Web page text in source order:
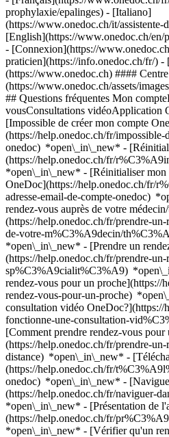
prophylaxie/epalinges) - [Italiano]
(https://www.onedoc.ch/it/assistente-
[English](https://www.onedoc.ch/en/
- [Connexion](https://
praticien](https://info.onedoc.ch/fr/) -
(https://www.onedoc.ch) ####
(https://www.onedoc.ch/assets/
## Questions fréquentes Mon
vousConsultations vidéoApplication
[Impossible de créer mon compte
(https://help.onedoc.ch/fr/
onedoc) *open\_in\_new* -
(https://help.onedoc.ch/fr/
*open\_in\_new* - [Réinitialiser mon
OneDoc](https://help.onedoc.ch/fr/
adresse-email-de-compte-onedoc)
rendez-vous auprès de votre
(https://help.onedoc.ch/fr/prendre-
de-votre-m%C3%A9decin/
*open\_in\_new* - [Prendre un
(https://help.onedoc.ch/fr/prendre-
sp%C3%A9cialit%C3%A9)
rendez-vous pour un proche](https://
rendez-vous-pour-un-proche)
consultation vidéo OneDoc?](https://
fonctionne-une-consultation-
[Comment prendre rendez-vous
(https://help.onedoc.ch/fr/prendre-
distance) *open\_in\_new* -
(https://help.onedoc.ch/fr/
onedoc) *open\_in\_new* -
(https://help.onedoc.ch/fr/naviguer-
*open\_in\_new* - [Présentation de
(https://help.onedoc.ch/fr/
*open\_in\_new* - [Vérifier qu'un rendez-vous est confirmé](https://help.onedoc.ch/fr/v%C3%A9rifier-quun-rendez-vous-est-confirm%C3%A9) *open\_in\_new* - [Annuler un rendez-vous pris en ligne sur OneDoc](https://help.onedoc.ch/fr/annuler-un-rendez-vous-pris-en-ligne-sur-onedoc) *open\_in\_new* - [Je ne reçois pas de confirmation de rendez-vous](https://help.onedoc.ch/fr/je-ne-re%C3%A7ois-pas-de-confirmation-de-rendez-vous) *open\_in\_new* [Voir tous nos articles *open\_in\_new*](https://help.onedoc.ch/fr/) close ## Modifier votre recherche ![Maison avec un signe plus annonçant qu’une consultation peut être effectuée sur place](https://www.onedoc.ch/assets/images/icons/on-site.svg) Sur place ![Caméra avec un symbole lecture annonçant qu’une consultation peut être effectuée à distance en vidéo](https://www.onedoc.ch/assets/images/icons/remote.svg) À distance Rechercher #### Spécialités #### Praticiens #### Établissements edit Assistant en prophylaxie à Epalinges tune Filtrer par Nouveaux patients*keyboard\_arrow\_down* - Acceptés*check\_circle* Langue parlée*keyboard\_arrow\_down* - Anglais*check\_circle* - Français*check\_circle* - Italien*check\_circle* - Portugais*check\_circle* - Russe*check\_circle* - Ukrainien*check\_circle* Sexe*keyboard\_arrow\_down* - Femme*check\_circle* - Homme*check\_circle* Disponibilité*keyboard\_arrow\_down* - Disponible aujourdhui*check\_circle* - Dans les 3 prochains jours*check\_circle* - Dans les 7 prochains jours*check\_circle* - Dans les 14 prochains jours*check\_circle* # Assistant en prophylaxie à Epalinges: prenez rendez-vous en ligne aujourd'hui ## 1 résultat à Epalinges [![Mme Peace-Louisa Bondv Ntigahera, assistante en prophylaxie à Epalinges](https://assets.onedoc.ch/images/users/840861b6241a477de5c719d82b784b6fb192bccd01a575ec5e6c0b6b02e24527-small.jpg "Mme Peace-Louisa Bondv Ntigahera, assistante en prophylaxie à Epalinges")](https://www.onedoc.ch/fr/assistante-en-prophylaxie/epalinges/pczz5/peace-louisa-bondv-ntigahera) ### [Mme Peace-Louisa Bondv Ntigahera](https://www.onedoc.ch/fr/assistante-en-prophylaxie/epalinges/pczz5/peace-louisa-bondv-ntigahera) ![Badge indiquant un profil vérifié](https://www.onedoc.ch/assets/images/icons/checkmark.svg) Assistante en prophylaxie [Adent - Epalinges](https://www.onedoc.ch/fr/cabinet-dentaire/epalinges/e9x3/adent-epalinges) Chemin des Roches 38 1066 Epalinges ![Icône patient avec un signe plus annonçant que le professionnel accepte de nouveaux patients](https://www.onedoc.ch/assets/images/icons/new-patients.svg)Accepte les nouveaux patients [Réserver un RDV](https://www.onedoc.ch/fr/assistante-en-prophylaxie/epalinges/pczz5/peace-louisa-bondv-ntigahera) Expertises:[Détartrage](https://www.onedoc.ch/fr/detartrage/epalinges), [Prophylaxie](https://www.onedoc.ch/fr/prophylaxie/epalinges)Voir plus *chevron\_left* lun. 03 août *chevron\_right* Voir plus de rendez-vous *error\_outline* Une erreur s'est produite lors du chargement des disponibilités [Réessayer](https://www.onedoc.ch) Expertises:[Détartrage](https://www.onedoc.ch/fr/detartrage/epalinges), [Prophylaxie](https://www.onedoc.ch/fr/prophylaxie/epalinges)Voir plus ## __Assistants en prophylaxie__: d'autres spécialistes sont réservables en ligne dans les environs de __Epalinges__ [![Mme Emilie Provost-Cabana, assistante en prophylaxie à Lausanne](https://assets.onedoc.ch/images/users/283b54ee267e84368e49ce1d5cb4494fed025d0845f57372963afbf6195376e9-small.png "Mme Emilie Provost-Cabana, assistante en prophylaxie à Lausanne")](https://www.onedoc.ch/fr/assistante-en-prophylaxie/lausanne/pcv4q/emilie-provost-cabana) ### [Mme Emilie Provost-Cabana](https://www.onedoc.ch/fr/assistante-en-prophylaxie/lausanne/pcv4q/emilie-provost-cabana) ![Badge indiquant un profil vérifié](https://www.onedoc.ch/assets/images/icons/checkmark.svg) [Assistante en prophylaxie](https://www.onedoc.ch/fr/assistant-en-prophylaxie/lausanne) [Adent - Lausanne Gare](https://www.onedoc.ch/fr/cabinet-dentaire/lausanne/e90g/adent-lausanne-gare) Avenue William-Fraisse 3 1006 Lausanne ![Icône patient avec un signe plus annonçant que le professionnel accepte de nouveaux patients](https://www.onedoc.ch/assets/images/icons/new-patients.svg)Accepte les nouveaux patients [Réserver un RDV](https://www.onedoc.ch/fr/assistante-en-prophylaxie/lausanne/pcv4q/emilie-provost-cabana) Expertises:[Détartrage](https://www.onedoc.ch/fr/